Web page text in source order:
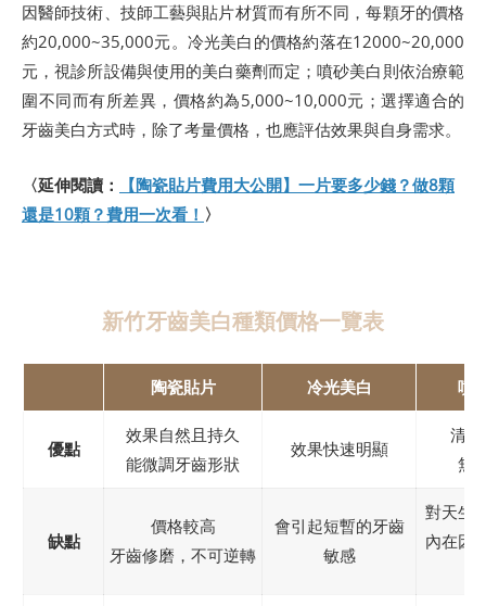
因醫師技術、技師工藝與貼片材質而有所不同，每顆牙的價格
約20,000~35,000元。冷光美白的價格約落在12000~20,000
元，視診所設備與使用的美白藥劑而定；噴砂美白則依治療範
圍不同而有所差異，價格約為5,000~10,000元；選擇適合的
牙齒美白方式時，除了考量價格，也應評估效果與自身需求。
〈延伸閱讀：
【陶瓷貼片費用大公開】一片要多少錢？做8顆
還是10顆？費用一次看！ 〉
新竹牙齒美白種類價格一覽表
陶瓷貼片 冷光美白 噴
優點
效果自然且持久
能微調牙齒形狀
效果快速明顯
清
無
缺點
價格較高
牙齒修磨，不可逆轉
會引起短暫的牙齒
敏感
對天生
內在因